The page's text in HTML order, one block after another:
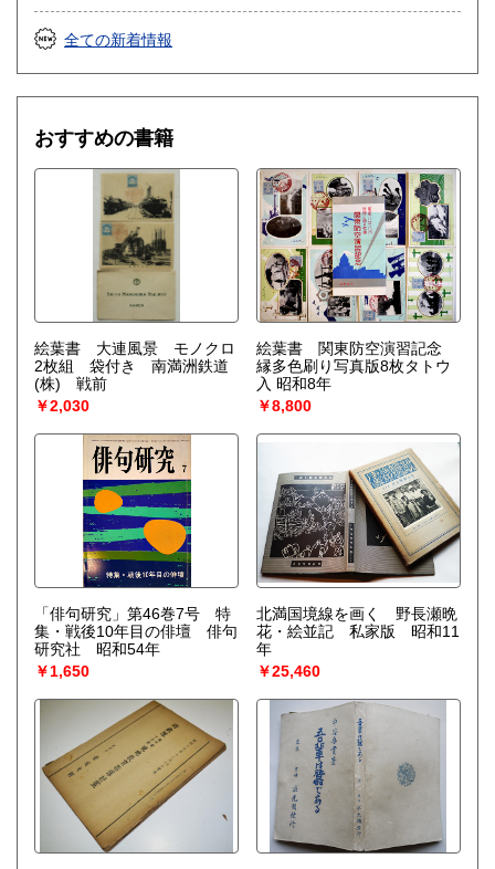
全ての新着情報
おすすめの書籍
絵葉書 大連風景 モノクロ
2枚組 袋付き 南満洲鉄道
(株) 戦前
￥2,030
絵葉書 関東防空演習記念
縁多色刷り写真版8枚タトウ
入 昭和8年
￥8,800
「俳句研究」第46巻7号 特
集・戦後10年目の俳壇 俳句
研究社 昭和54年
￥1,650
北満国境線を画く 野長瀬晩
花・絵並記 私家版 昭和11
年
￥25,460